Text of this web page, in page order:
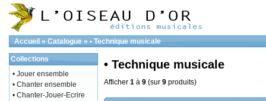
Accueil » Catalogue » • Technique musicale
• Technique musicale
Afficher 1 à 9 (sur 9 produits)
Collections
• Jouer ensemble
• Chanter ensemble
• Chanter-Jouer-Ecrire